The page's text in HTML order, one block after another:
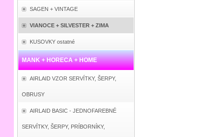
SAGEN + VINTAGE
VIANOCE + SILVESTER + ZIMA
KUSOVKY ostatné
MANK + HORECA + HOME
AIRLAID VZOR SERVÍTKY, ŠERPY,
OBRUSY
AIRLAID BASIC - JEDNOFAREBNÉ
SERVÍTKY, ŠERPY, PRÍBORNÍKY,